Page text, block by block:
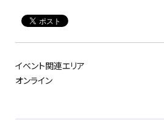
イベント関連エリア
オンライン